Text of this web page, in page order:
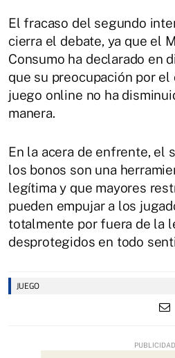
El fracaso del segundo
cierra el debate, ya que el
Consumo ha declarado en
que su preocupación por
juego online no ha
manera.
En la acera de enfrente, el
los bonos son una
legítima y que mayores
pueden empujar a los
totalmente por fuera de la
desprotegidos en todo
JUEGO